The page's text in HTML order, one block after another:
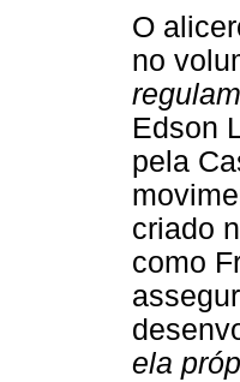
O
no
Edson
pela
criado
como
ela